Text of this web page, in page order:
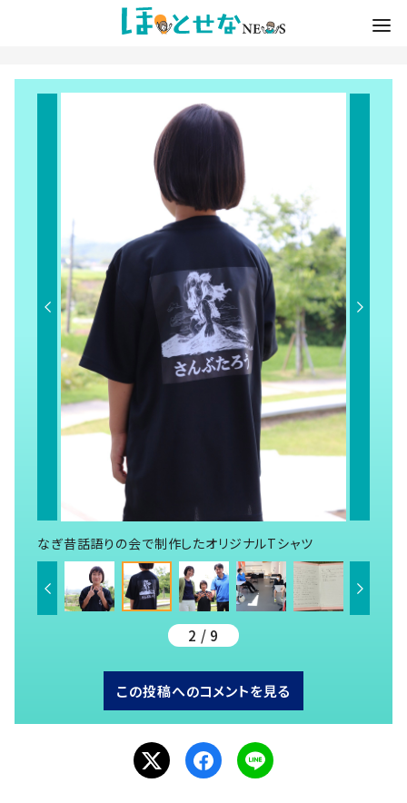
なぎ昔話語りの会で制作したオリジナルTシャツ
2 / 9
この投稿へのコメントを見る